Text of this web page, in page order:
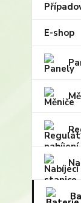
E-shop